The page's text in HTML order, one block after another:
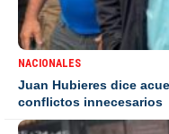
NACIONALES
Juan Hubieres dice
conflictos innecesarios